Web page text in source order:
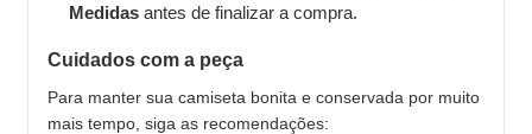
Medidas antes de finalizar a compra.
Cuidados com a peça
Para manter sua camiseta bonita e conservada por muito
mais tempo, siga as recomendações: